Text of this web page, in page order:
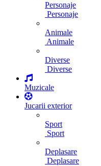
Personaje
Personaje
Animale
Animale
Diverse
Diverse
Muzicale
Jucarii exterior
Sport
Sport
Deplasare
Deplasare